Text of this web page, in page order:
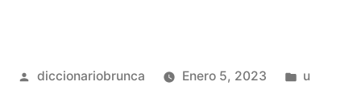
diccionariobrunca Enero 5, 2023 u